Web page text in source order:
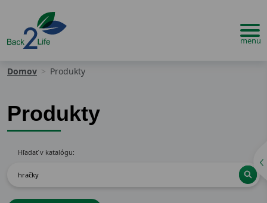
Domov Produkty
Produkty
Hľadať v katalógu: